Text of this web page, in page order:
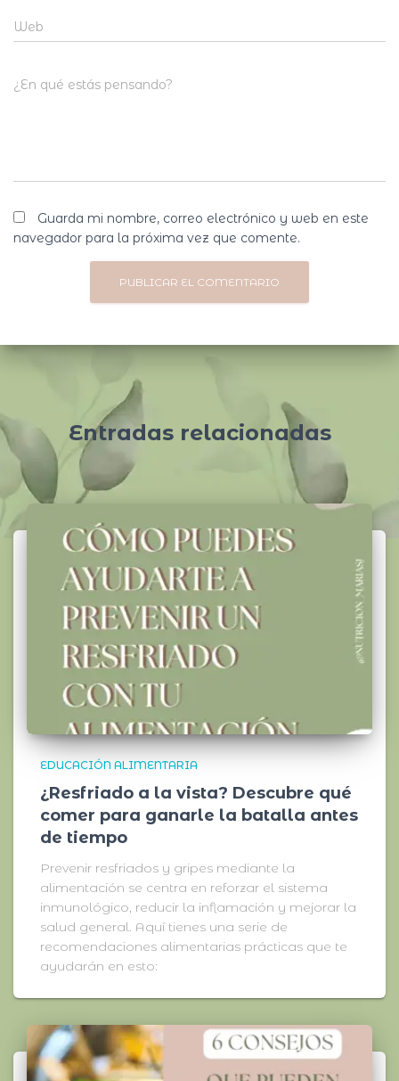
Web
¿En qué estás pensando?
Guarda mi nombre, correo electrónico y web en este
navegador para la próxima vez que comente.
Entradas relacionadas
EDUCACIÓN ALIMENTARIA
¿Resfriado a la vista? Descubre qué
comer para ganarle la batalla antes
de tiempo
Prevenir resfriados y gripes mediante la
alimentación se centra en reforzar el sistema
inmunológico, reducir la inflamación y mejorar la
salud general. Aquí tienes una serie de
recomendaciones alimentarias prácticas que te
ayudarán en esto: